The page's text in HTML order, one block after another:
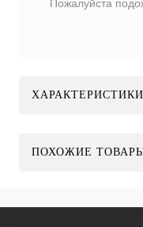
Пожалуйста
ХАРАКТЕРИСТИКИ
ПОХОЖИЕ